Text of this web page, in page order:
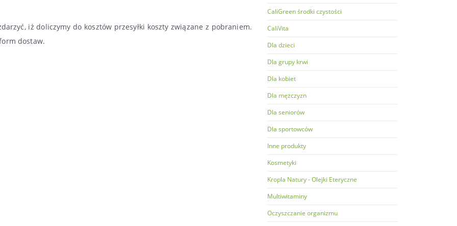
iż doliczymy do kosztów przesyłki koszty związane z pobraniem.
dostaw.
CaliGreen środki czystości
CaliVita
Dla dzieci
Dla grupy krwi
Dla kobiet
Dla mężczyzn
Dla seniorów
Dla sportowców
Inne produkty
Kosmetyki
Kropla Natury - Olejki Eteryczne
Multiwitaminy
Oczyszczanie organizmu